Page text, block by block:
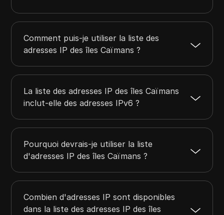
216.144.80.0
216.144.95.255 4096
Comment puis-je utiliser la liste des
adresses IP des îles Caïmans ?
La liste des adresses IP des îles Caïmans
inclut-elle des adresses IPv6 ?
Pourquoi devrais-je utiliser la liste
d'adresses IP des îles Caïmans ?
Combien d'adresses IP sont disponibles
dans la liste des adresses IP des îles